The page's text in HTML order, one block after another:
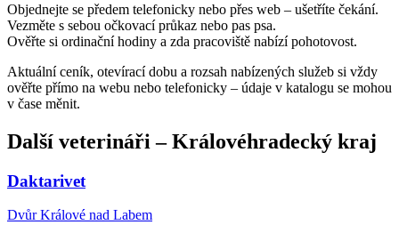
Objednejte se předem telefonicky nebo přes web – ušetříte čekání.
Vezměte s sebou očkovací průkaz nebo pas psa.
Ověřte si ordinační hodiny a zda pracoviště nabízí pohotovost.
Aktuální ceník, otevírací dobu a rozsah nabízených služeb si vždy
ověřte přímo na webu nebo telefonicky – údaje v katalogu se mohou
v čase měnit.
Další veterináři –Královéhradecký kraj
Daktarivet
Dvůr Králové nad Labem